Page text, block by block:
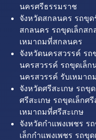
นครศรีธรรมราช
จังหวัดสกลนคร รถขุด
สกลนคร รถขุดเล็กส
เหมาถมที่สกลนคร
จังหวัดนครสวรรค์ รถ
นครสวรรค์ รถขุดเล็ก
นครสวรรค์ รับเหมา
จังหวัดศรีสะเกษ รถขุ
ศรีสะเกษ รถขุดเล็กศ
เหมาถมที่ศรีสะเกษ
จังหวัดกำแพงเพชร ร
เล็กกำแพงเพชร รถขุ